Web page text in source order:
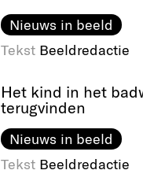
Nieuws in beeld
Tekst Beeldredactie
Het kind in het
terugvinden
Nieuws in beeld
Tekst Beeldredactie